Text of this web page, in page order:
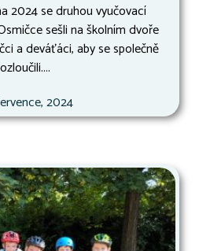
2024 se druhou vyučovací
sešli na školním dvoře
a deváťáci, aby se společně
2024